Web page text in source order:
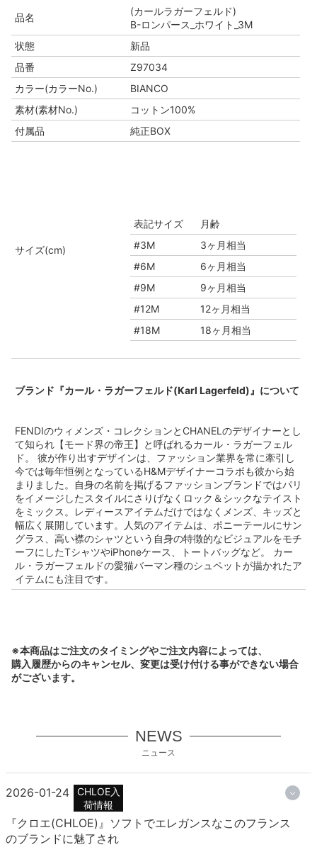
品名
(カールラガーフェルド)
B-ロンパース_ホワイト_3M
状態
新品
品番
Z97034
カラー(カラーNo.)
BIANCO
素材(素材No.)
コットン100%
付属品
純正BOX
サイズ(cm)
表記サイズ
月齢
#3M
3ヶ月相当
#6M
6ヶ月相当
#9M
9ヶ月相当
#12M
12ヶ月相当
#18M
18ヶ月相当
ブランド『カール・ラガーフェルド(Karl Lagerfeld)』について
FENDIのウィメンズ・コレクションとCHANELのデザイナーとし
て知られ【モード界の帝王】と呼ばれるカール・ラガーフェル
ド。 彼が作り出すデザインは、ファッション業界を常に牽引し
今では毎年恒例となっているH&Mデザイナーコラボも彼から始
まりました。自身の名前を掲げるファッションブランドではパリ
をイメージしたスタイルにさりげなくロック＆シックなテイスト
をミックス。レディースアイテムだけではなくメンズ、キッズと
幅広く展開しています。人気のアイテムは、ポニーテールにサン
グラス、高い襟のシャツという自身の特徴的なビジュアルをモチ
ーフにしたTシャツやiPhoneケース、トートバッグなど。 カー
ル・ラガーフェルドの愛猫バーマン種のシュペットが描かれたア
イテムにも注目です。
※本商品はご注文のタイミングやご注文内容によっては、
購入履歴からのキャンセル、変更は受け付ける事ができない場合
がございます。
NEWS
ニュース
2026-01-24
CHLOE入
荷情報
『クロエ(CHLOE)』ソフトでエレガンスなこのフランス
のブランドに魅了され